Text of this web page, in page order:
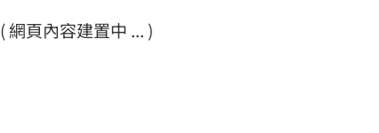
( 網頁內容建置中 ... )